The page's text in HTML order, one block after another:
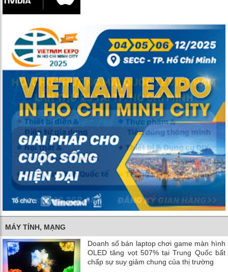
MÁY TÍNH, MẠNG
Doanh số bán laptop chơi game màn hình
OLED tăng vọt 507% tại Trung Quốc bất
chấp sự suy giảm chung của thị trường